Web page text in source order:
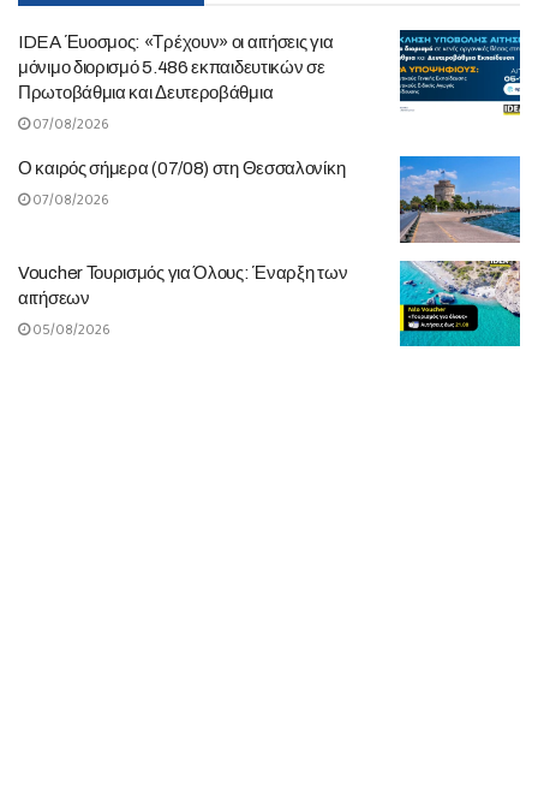
IDEA Έυοσμος: «Τρέχουν» οι αιτήσεις για
μόνιμο διορισμό 5.486 εκπαιδευτικών σε
Πρωτοβάθμια και Δευτεροβάθμια
07/08/2026
Ο καιρός σήμερα (07/08) στη Θεσσαλονίκη
07/08/2026
Voucher Τουρισμός για Όλους: Έναρξη των
αιτήσεων
05/08/2026